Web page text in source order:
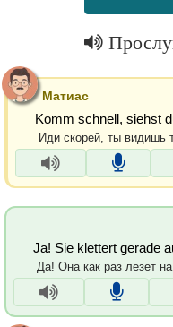
Матиас
Komm schnell, siehst
Иди скорей, ты видишь
Ja! Sie klettert gerade
Да! Она как раз лезет